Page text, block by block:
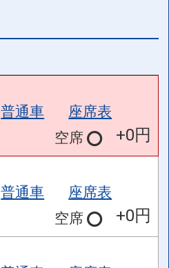
普通車
座席表
空席
+0円
普通車
座席表
空席
+0円